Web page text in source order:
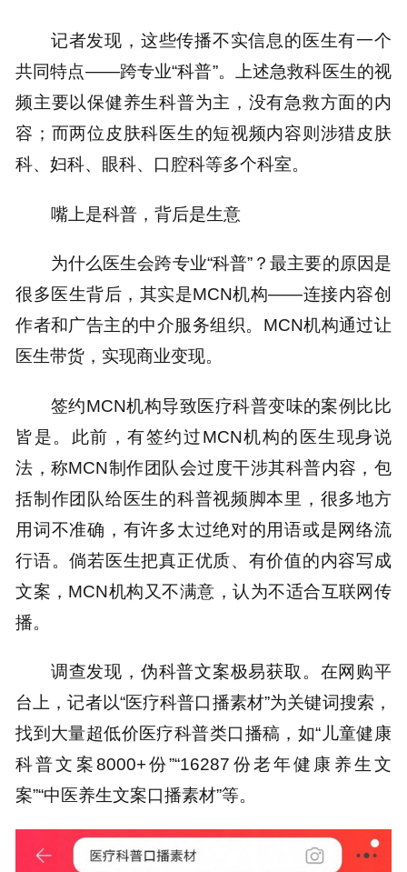
记者发现，这些传播不实信息的医生有一个
共同特点——跨专业“科普”。上述急救科医生的视
频主要以保健养生科普为主，没有急救方面的内
容；而两位皮肤科医生的短视频内容则涉猎皮肤
科、妇科、眼科、口腔科等多个科室。
嘴上是科普，背后是生意
为什么医生会跨专业“科普”？最主要的原因是
很多医生背后，其实是MCN机构——连接内容创
作者和广告主的中介服务组织。MCN机构通过让
医生带货，实现商业变现。
签约MCN机构导致医疗科普变味的案例比比
皆是。此前，有签约过MCN机构的医生现身说
法，称MCN制作团队会过度干涉其科普内容，包
括制作团队给医生的科普视频脚本里，很多地方
用词不准确，有许多太过绝对的用语或是网络流
行语。倘若医生把真正优质、有价值的内容写成
文案，MCN机构又不满意，认为不适合互联网传
播。
调查发现，伪科普文案极易获取。在网购平
台上，记者以“医疗科普口播素材”为关键词搜索，
找到大量超低价医疗科普类口播稿，如“儿童健康
科普文案8000+份”“16287份老年健康养生文
案”“中医养生文案口播素材”等。